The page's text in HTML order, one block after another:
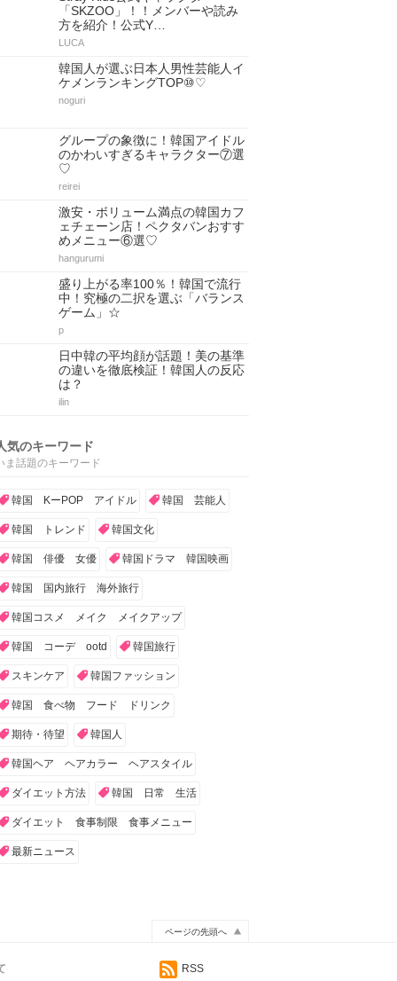
「SKZOO」！！メンバーや読み
方を紹介！公式Y…
LUCA
韓国人が選ぶ日本人男性芸能人イ
ケメンランキングTOP⑩♡
noguri
グループの象徴に！韓国アイドル
のかわいすぎるキャラクター⑦選
♡
reirei
激安・ボリューム満点の韓国カフ
ェチェーン店！ペクタバンおすす
めメニュー⑥選♡
hangurumi
盛り上がる率100％！韓国で流行
中！究極の二択を選ぶ「バランス
ゲーム」☆
p
日中韓の平均顔が話題！美の基準
の違いを徹底検証！韓国人の反応
は？
ilin
気のキーワード
ま話題のキーワード
韓国 KーPOP アイドル 韓国 芸能人
韓国 トレンド 韓国文化
韓国 俳優 女優 韓国ドラマ 韓国映画
韓国 国内旅行 海外旅行
韓国コスメ メイク メイクアップ
韓国 コーデ ootd 韓国旅行
スキンケア 韓国ファッション
韓国 食べ物 フード ドリンク
期待・待望 韓国人
韓国ヘア ヘアカラー ヘアスタイル
ダイエット方法 韓国 日常 生活
ダイエット 食事制限 食事メニュー
最新ニュース
ページの先頭へ
RSS